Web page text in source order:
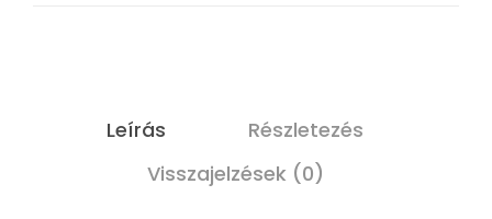
Leírás
Részletezés
Visszajelzések (0)